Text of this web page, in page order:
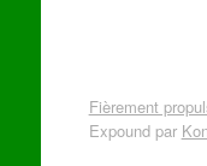
Fièrement
Expound par